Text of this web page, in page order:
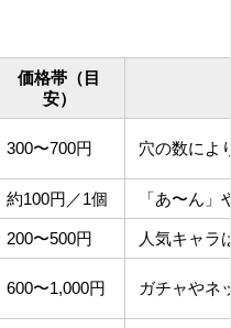
価格帯（目
安）
300〜700円 穴の数によ
約100円／1個 「あ〜ん
200〜500円 人気キャラ
600〜1,000円 ガチャやネ